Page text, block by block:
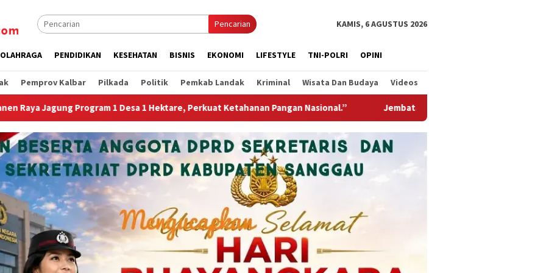
Pencarian KAMIS, 6 AGUSTUS 2026
OLAHRAGA PENDIDIKAN KESEHATAN BISNIS EKONOMI LIFESTYLE TNI-POLRI OPINI
Pemprov Kalbar Pilkada Politik Pemkab Landak Kriminal Wisata Dan Budaya Videos
Hektare, Perkuat Ketahanan Pangan Nasional.” Jembatan Gantung Garuda Hadir Untuk Negeri, Wujud Kepedulian TNI